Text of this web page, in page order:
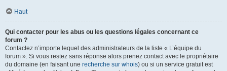
Haut
Qui contacter pour les abus ou les questions légales concernant ce
forum ?
Contactez n’importe lequel des administrateurs de la liste « L’équipe du
forum ». Si vous restez sans réponse alors prenez contact avec le propriétaire
du domaine (en faisant une recherche sur whois) ou si un service gratuit est